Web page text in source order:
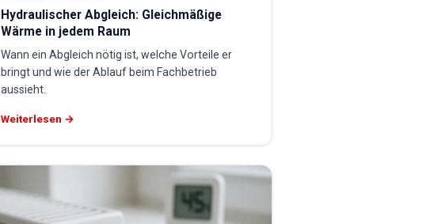
Hydraulischer Abgleich: Gleichmäßige
Wärme in jedem Raum
Wann ein Abgleich nötig ist, welche Vorteile er
bringt und wie der Ablauf beim Fachbetrieb
aussieht.
Weiterlesen →